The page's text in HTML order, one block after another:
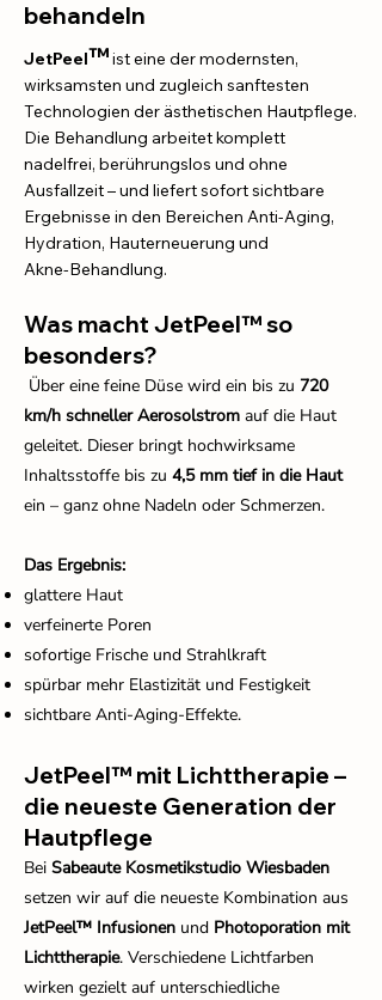
behandeln
JetPeel™ist eine der modernsten,
wirksamsten und zugleich sanftesten
Technologien der ästhetischen Hautpflege.
Die Behandlung arbeitet komplett
nadelfrei, berührungslos und ohne
Ausfallzeit – und liefert sofort sichtbare
Ergebnisse in den Bereichen Anti‑Aging,
Hydration, Hauterneuerung und
Akne‑Behandlung.
Was macht JetPeel™ so
besonders?
Über eine feine Düse wird ein bis zu 720
km/h schneller Aerosolstrom auf die Haut
geleitet. Dieser bringt hochwirksame
Inhaltsstoffe bis zu 4,5 mm tief in die Haut
ein – ganz ohne Nadeln oder Schmerzen.
Das Ergebnis:
glattere Haut
verfeinerte Poren
sofortige Frische und Strahlkraft
spürbar mehr Elastizität und Festigkeit
sichtbare Anti-Aging-Effekte.
JetPeel™ mit Lichttherapie –
die neueste Generation der
Hautpflege
Bei Sabeaute Kosmetikstudio Wiesbaden
setzen wir auf die neueste Kombination aus
JetPeel™ Infusionen und Photoporation mit
Lichttherapie. Verschiedene Lichtfarben
wirken gezielt auf unterschiedliche